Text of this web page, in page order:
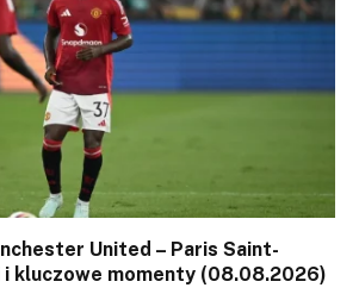
United – Paris Saint-
i kluczowe momenty (08.08.2026)